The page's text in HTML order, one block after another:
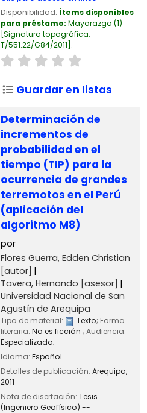
Disponibilidad: Ítems disponibles
para préstamo: Mayorazgo (1)
Signatura topográfica:
T/551.22/G84/2011 .
Guardar en listas
Determinación de
incrementos de
probabilidad en el
tiempo (TIP) para la
ocurrencia de grandes
terremotos en el Perú
(aplicación del
algoritmo M8)
por
Flores Guerra, Edden Christian
[autor]
Tavera, Hernando [asesor]
Universidad Nacional de San
Agustín de Arequipa
Tipo de material: Texto; Forma
literaria: No es ficción ; Audiencia:
Especializado;
Idioma: Español
Detalles de publicación: Arequipa,
2011
Nota de disertación: Tesis
(Ingeniero Geofísico) --